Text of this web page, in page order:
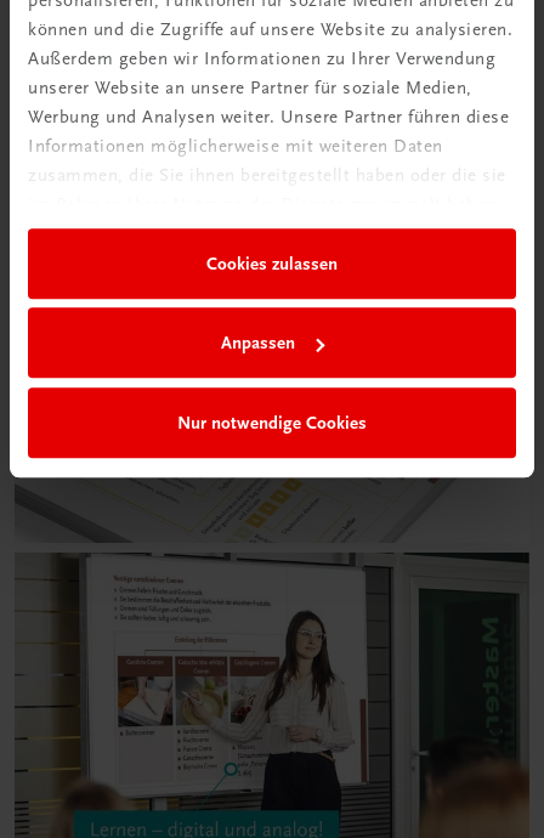
können und die Zugriffe auf unsere Website zu analysieren.
Außerdem geben wir Informationen zu Ihrer Verwendung
unserer Website an unsere Partner für soziale Medien,
Werbung und Analysen weiter. Unsere Partner führen diese
Informationen möglicherweise mit weiteren Daten
zusammen, die Sie ihnen bereitgestellt haben oder die sie
Cookies zulassen
Anpassen
Nur notwendige Cookies